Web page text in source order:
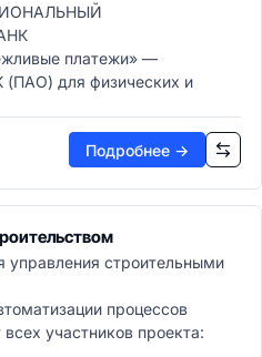
платежи» —
для физических и
Подробнее →
управления строительными
процессов
участников проекта: